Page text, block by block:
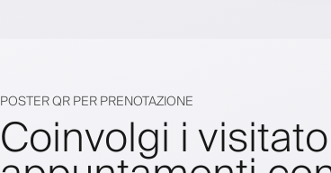
POSTER QR PER PRENOTAZIONE
Coinvolgi i